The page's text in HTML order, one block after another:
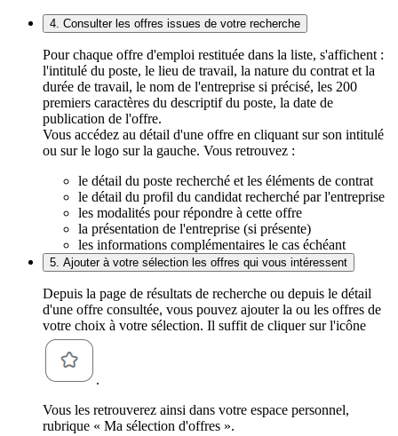
4. Consulter les offres issues de votre recherche
Pour chaque offre d'emploi restituée dans la liste, s'affichent :
l'intitulé du poste, le lieu de travail, la nature du contrat et la
durée de travail, le nom de l'entreprise si précisé, les 200
premiers caractères du descriptif du poste, la date de
publication de l'offre.
Vous accédez au détail d'une offre en cliquant sur son intitulé
ou sur le logo sur la gauche. Vous retrouvez :
le détail du poste recherché et les éléments de contrat
le détail du profil du candidat recherché par l'entreprise
les modalités pour répondre à cette offre
la présentation de l'entreprise (si présente)
les informations complémentaires le cas échéant
5. Ajouter à votre sélection les offres qui vous intéressent
Depuis la page de résultats de recherche ou depuis le détail
d'une offre consultée, vous pouvez ajouter la ou les offres de
votre choix à votre sélection. Il suffit de cliquer sur l'icône
.
Vous les retrouverez ainsi dans votre espace personnel,
rubrique « Ma sélection d'offres ».